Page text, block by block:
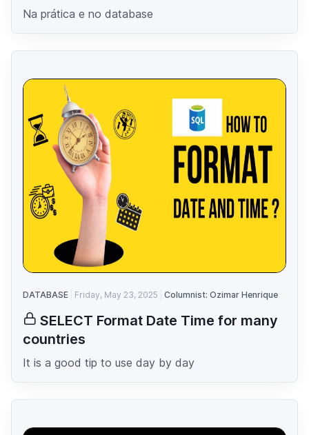
Na prática e no database
DATABASE Friday, May 23, 2025 Columnist: Ozimar Henrique
SELECT Format Date Time for many
countries
It is a good tip to use day by day